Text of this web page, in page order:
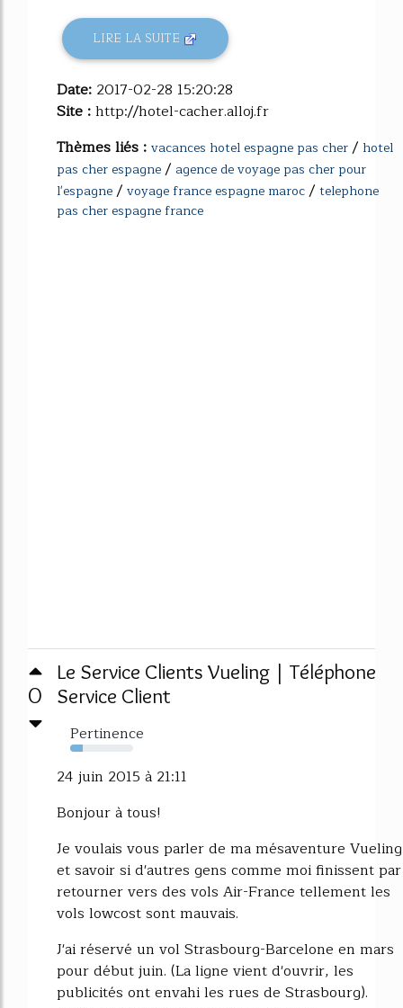
LIRE LA SUITE
Date: 2017-02-28 15:20:28
Site :http://hotel-cacher.alloj.fr
Thèmes liés : vacances hotel espagne pas cher/ hotel
pas cher espagne/ agence de voyage pas cher pour
l'espagne/ voyage france espagne maroc/ telephone
pas cher espagne france
0
Le Service Clients Vueling | Téléphone
Service Client
Pertinence
20%
24 juin 2015 à 21:11
Bonjour à tous!
Je voulais vous parler de ma mésaventure Vueling
et savoir si d'autres gens comme moi finissent par
retourner vers des vols Air-France tellement les
vols lowcost sont mauvais.
J'ai réservé un vol Strasbourg-Barcelone en mars
pour début juin. (La ligne vient d'ouvrir, les
publicités ont envahi les rues de Strasbourg).